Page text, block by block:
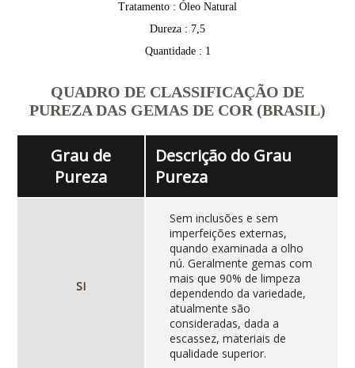
Tratamento : Óleo Natural
Dureza : 7,5
Quantidade : 1
QUADRO DE CLASSIFICAÇÃO DE
PUREZA DAS GEMAS DE COR (BRASIL)
Grau de
Pureza
Descrição do Grau
Pureza
SI
Sem inclusões e sem
imperfeições externas,
quando examinada a olho
nú. Geralmente gemas com
mais que 90% de limpeza
dependendo da variedade,
atualmente são
consideradas, dada a
escassez, materiais de
qualidade superior.